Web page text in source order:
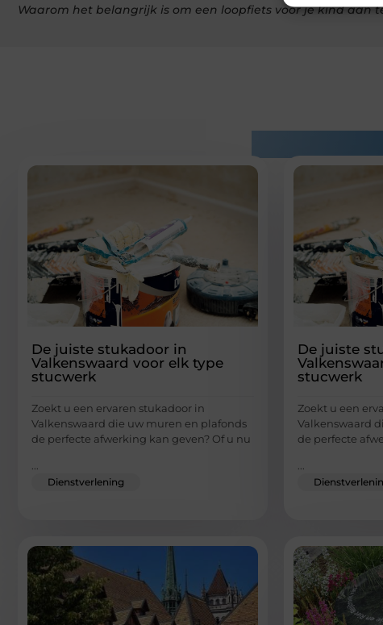
Waarom het belangrijk is om een loopfiets voor je kind aan
De juiste stukadoor in
Valkenswaard voor elk type
stucwerk
Zoekt u een ervaren stukadoor in
Valkenswaard die uw muren en plafonds
de perfecte afwerking kan geven? Of u nu
...
Dienstverlening
De juiste
stucwerk
Zoekt u een
Valkenswaard
de perfecte
...